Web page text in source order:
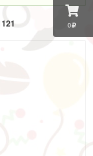
0